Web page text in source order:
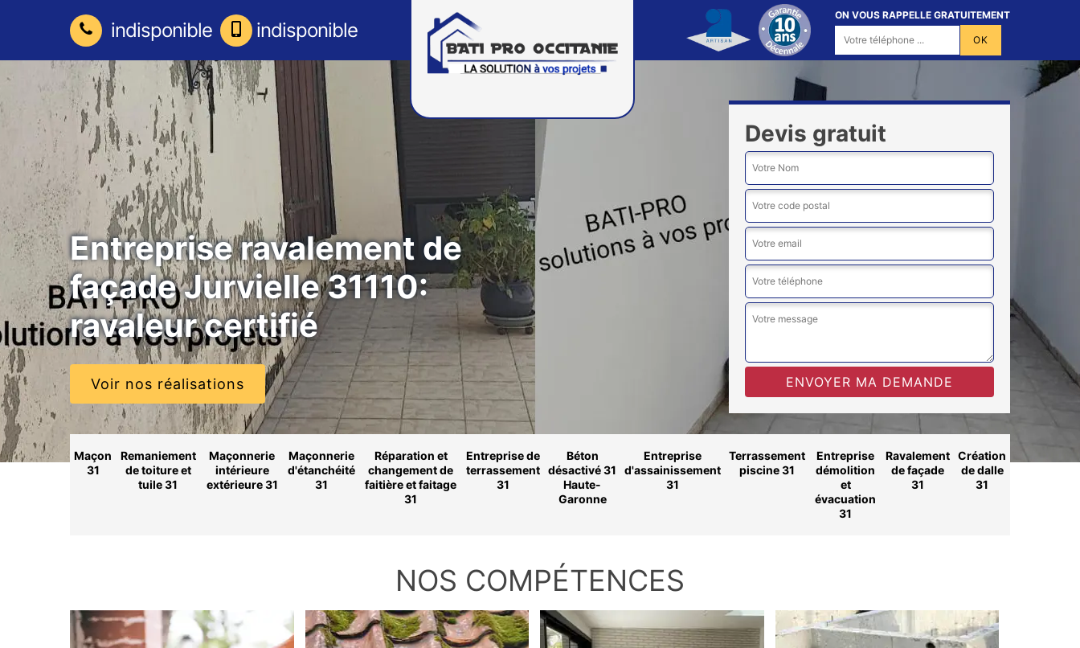
indisponible indisponible
ON VOUS RAPPELLE GRATUITEMENT
Entreprise ravalement de
façade Jurvielle 31110:
ravaleur certifié
Voir nos réalisations
Devis gratuit
Maçon
31
Remaniement
de toiture et
tuile 31
Maçonnerie
intérieure
extérieure 31
Maçonnerie
d'étanchéité
31
Réparation et
changement de
faitière et faitage
31
Entreprise de
terrassement
31
Béton
désactivé 31
Haute-
Garonne
Entreprise
d'assainissement
31
Terrassement
piscine 31
Entreprise
démolition
et
évacuation
31
Ravalement
de façade
31
Création
de dalle
31
NOS COMPÉTENCES